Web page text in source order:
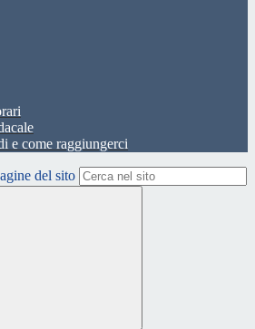
e come raggiungerci
del sito